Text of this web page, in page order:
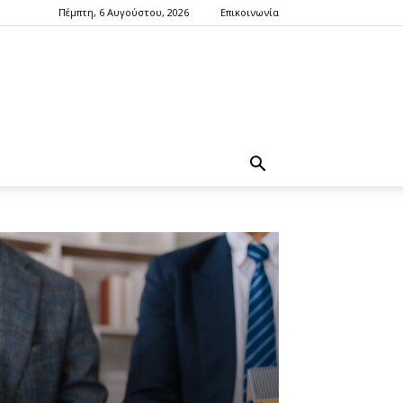
Πέμπτη, 6 Αυγούστου, 2026 Επικοινωνία